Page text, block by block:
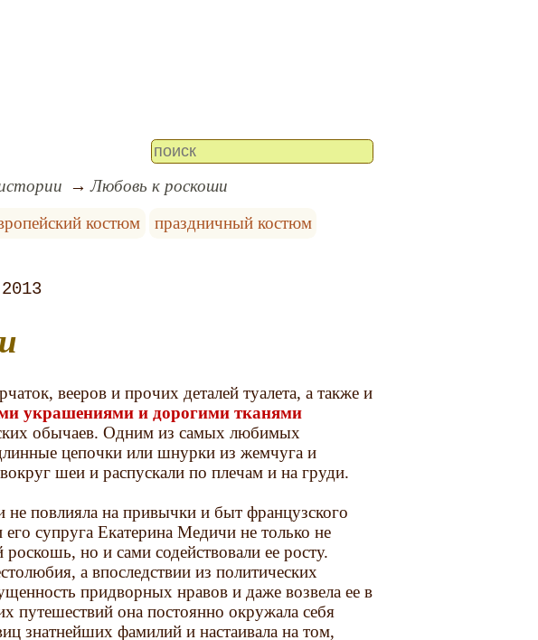
Любовь к роскоши
костюм праздничный костюм
вееров и прочих деталей туалета, а также и
украшениями и дорогими тканями
обычаев. Одним из самых любимых
цепочки или шнурки из жемчуга и
шеи и распускали по плечам и на груди.
повлияла на привычки и быт французского
супруга Екатерина Медичи не только не
но и сами содействовали ее росту.
а впоследствии из политических
придворных нравов и даже возвела ее в
путешествий она постоянно окружала себя
знатнейших фамилий и настаивала на том,